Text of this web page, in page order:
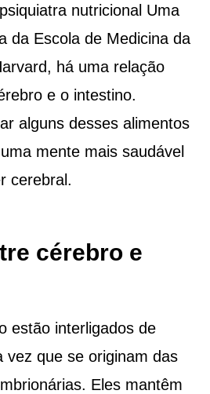
nutricional Uma
da Escola de Medicina da
há uma relação
e o intestino.
alguns desses alimentos
mente mais saudável
cerebral.
cérebro e
estão interligados de
que se originam das
Eles mantêm